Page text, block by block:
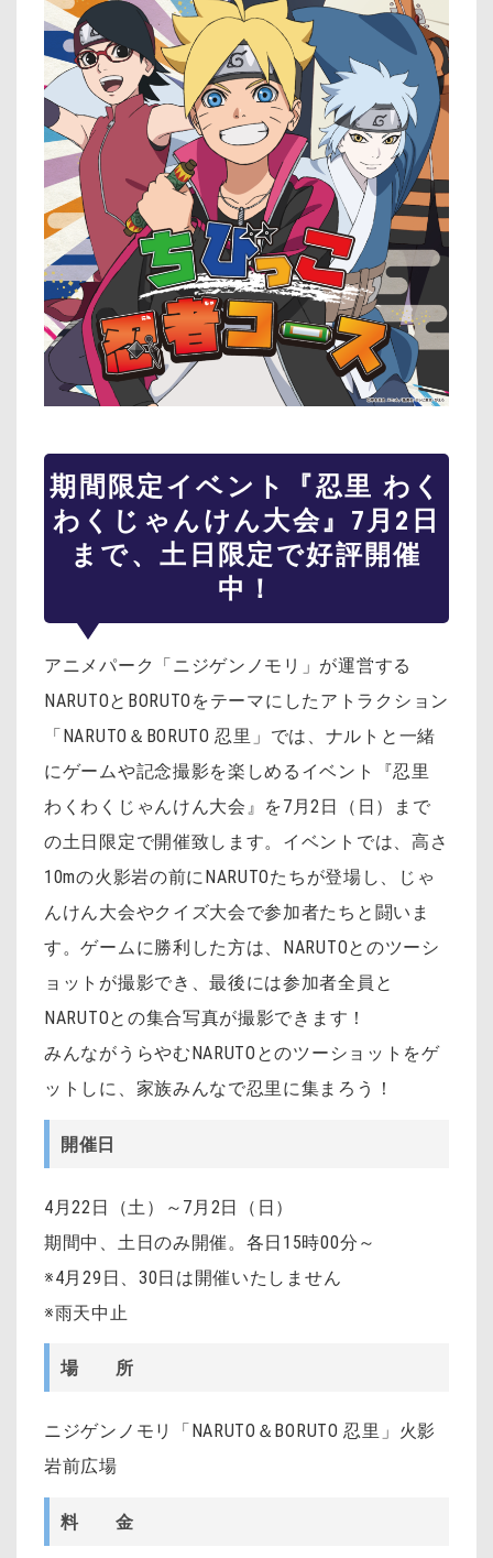
期間限定イベント『忍里 わく
わくじゃんけん大会』7月2日
まで、土日限定で好評開催
中！
アニメパーク「ニジゲンノモリ」が運営する
NARUTOとBORUTOをテーマにしたアトラクション
「NARUTO＆BORUTO 忍里」では、ナルトと一緒
にゲームや記念撮影を楽しめるイベント『忍里
わくわくじゃんけん大会』を7月2日（日）まで
の土日限定で開催致します。イベントでは、高さ
10mの火影岩の前にNARUTOたちが登場し、じゃ
んけん大会やクイズ大会で参加者たちと闘いま
す。ゲームに勝利した方は、NARUTOとのツーシ
ョットが撮影でき、最後には参加者全員と
NARUTOとの集合写真が撮影できます！
みんながうらやむNARUTOとのツーショットをゲ
ットしに、家族みんなで忍里に集まろう！
開催日
4月22日（土）～7月2日（日）
期間中、土日のみ開催。各日15時00分～
※4月29日、30日は開催いたしません
※雨天中止
場 所
ニジゲンノモリ「NARUTO＆BORUTO 忍里」火影
岩前広場
料 金